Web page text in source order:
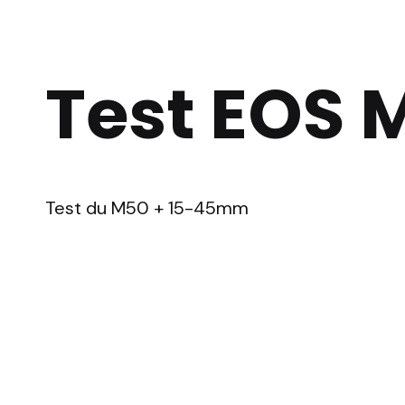
Test EOS
Test du M50 + 15-45mm